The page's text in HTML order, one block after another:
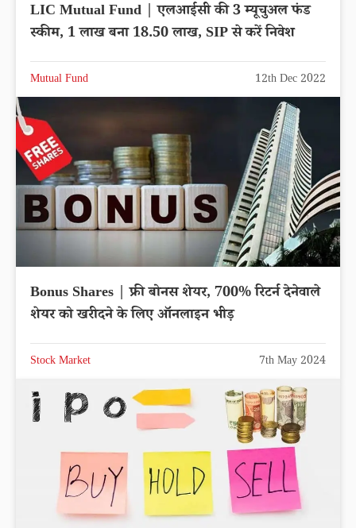
LIC Mutual Fund | एलआईसी की 3 म्यूचुअल फंड
स्कीम, 1 लाख बना 18.50 लाख, SIP से करें निवेश
Mutual Fund 12th Dec 2022
Bonus Shares | फ्री बोनस शेयर, 700% रिटर्न देनेवाले
शेयर को खरीदने के लिए ऑनलाइन भीड़
Stock Market 7th May 2024